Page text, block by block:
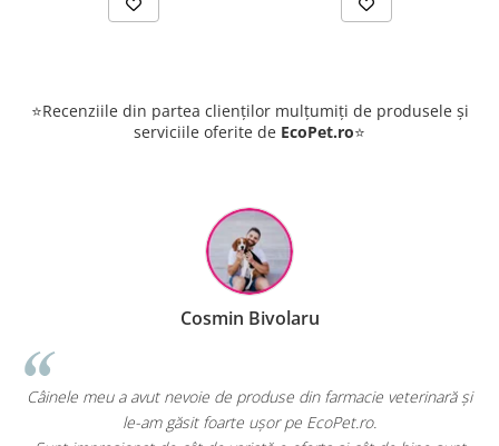
⭐Recenziile din partea clienților mulțumiți de produsele și
serviciile oferite de EcoPet.ro⭐
Cosmin Bivolaru
Câinele meu a avut nevoie de produse din farmacie veterinară și
le-am găsit foarte ușor pe EcoPet.ro.